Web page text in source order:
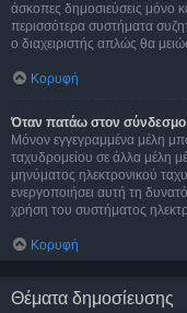
άσκοπες δημοσιεύσεις μόνο
περισσότερα συστήματα
ο διαχειριστής απλώς θα
Κορυφή
Όταν πατάω στον σύνδεσμο
Μόνον εγγεγραμμένα μέλη
ταχυδρομείου σε άλλα μέλη
μηνύματος ηλεκτρονικού
ενεργοποιήσει αυτή τη
χρήση του συστήματος
Κορυφή
Θέματα δημοσίευσης